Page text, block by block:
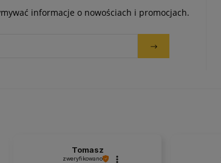
informacje o nowościach i promocjach.
Tomasz
zweryfikowano